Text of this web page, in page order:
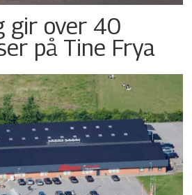
gir over 40
på Tine Frya